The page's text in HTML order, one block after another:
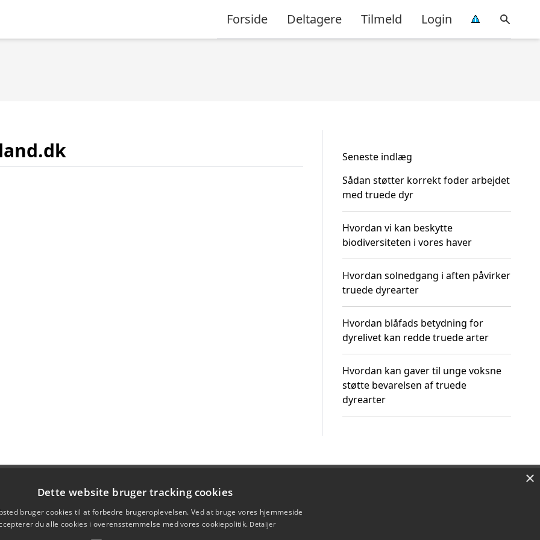
Forside Deltagere Tilmeld Login
Seneste indlæg
Sådan støtter korrekt foder arbejdet
med truede dyr
Hvordan vi kan beskytte
biodiversiteten i vores haver
Hvordan solnedgang i aften påvirker
truede dyrearter
Hvordan blåfads betydning for
dyrelivet kan redde truede arter
Hvordan kan gaver til unge voksne
støtte bevarelsen af truede
dyrearter
×
Dette website bruger tracking cookies
bruger cookies til at forbedre brugeroplevelsen. Ved at bruge vores hjemmeside
du alle cookies i overensstemmelse med vores cookiepolitik. Detaljer